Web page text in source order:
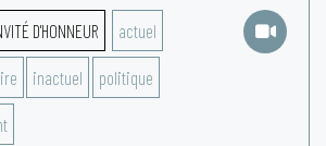
D'HONNEUR actuel
inactuel politique